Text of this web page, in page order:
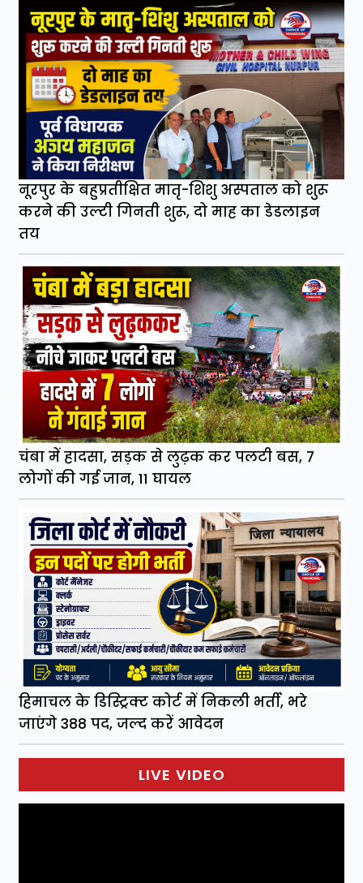
नूरपुर के बहुप्रतीक्षित मातृ-शिशु अस्पताल को शुरू
करने की उल्टी गिनती शुरू, दो माह का डेडलाइन
तय
चंबा में हादसा, सड़क से लुढ़क कर पलटी बस, 7
लोगों की गई जान, 11 घायल
हिमाचल के डिस्ट्रिक्ट कोर्ट में निकली भर्ती, भरे
जाएंगे 388 पद, जल्द करें आवेदन
LIVE VIDEO